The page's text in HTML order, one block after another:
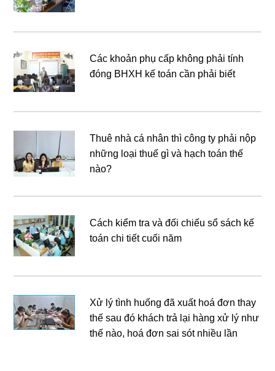
Các khoản phụ cấp không phải tính
đóng BHXH kế toán cần phải biết
Thuê nhà cá nhân thì công ty phải nộp
những loại thuế gì và hạch toán thế
nào?
Cách kiểm tra và đối chiếu sổ sách kế
toán chi tiết cuối năm
Xử lý tình huống đã xuất hoá đơn thay
thế sau đó khách trả lại hàng xử lý như
thế nào, hoá đơn sai sót nhiều lần